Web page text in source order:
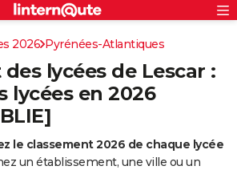
Rechercher
S'inscrire
Connexion
2026 Pyrénées-Atlantiques
lycées de Lescar :
lycées en 2026
le classement 2026 de chaque lycée
un établissement, une ville ou un